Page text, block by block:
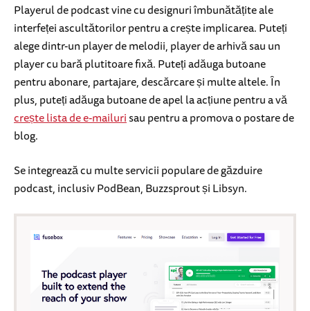
Playerul de podcast vine cu designuri îmbunătățite ale
interfeței ascultătorilor pentru a crește implicarea. Puteți
alege dintr-un player de melodii, player de arhivă sau un
player cu bară plutitoare fixă. Puteți adăuga butoane
pentru abonare, partajare, descărcare și multe altele. În
plus, puteți adăuga butoane de apel la acțiune pentru a vă
crește lista de e-mailurisau pentru a promova o postare de
blog.
Se integrează cu multe servicii populare de găzduire
podcast, inclusiv PodBean, Buzzsprout și Libsyn.